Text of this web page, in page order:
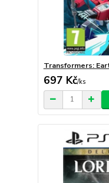
Transformers:
697 Kč/ks